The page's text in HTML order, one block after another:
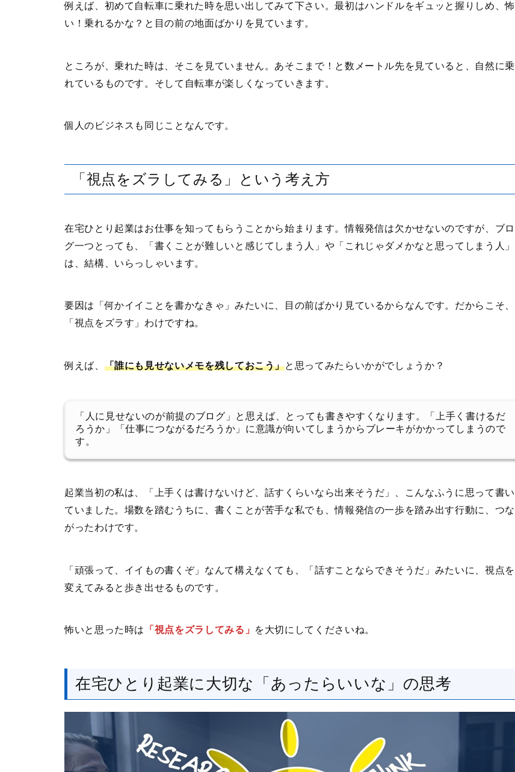
例えば、初めて自転車に乗れた時を思い出してみて下さい。最初はハンドルをギュッと握りしめ、怖
い！乗れるかな？と目の前の地面ばかりを見ています。
ところが、乗れた時は、そこを見ていません。あそこまで！と数メートル先を見ていると、自然に乗
れているものです。そして自転車が楽しくなっていきます。
個人のビジネスも同じことなんです。
「視点をズラしてみる」という考え方
在宅ひとり起業はお仕事を知ってもらうことから始まります。情報発信は欠かせないのですが、ブロ
グ一つとっても、「書くことが難しいと感じてしまう人」や「これじゃダメかなと思ってしまう人」
は、結構、いらっしゃいます。
要因は「何かイイことを書かなきゃ」みたいに、目の前ばかり見ているからなんです。だからこそ、
「視点をズラす」わけですね。
例えば、 「誰にも見せないメモを残しておこう」と思ってみたらいかがでしょうか？
「人に見せないのが前提のブログ」と思えば、とっても書きやすくなります。「上手く書けるだ
ろうか」「仕事につながるだろうか」に意識が向いてしまうからブレーキがかかってしまうので
す。
起業当初の私は、「上手くは書けないけど、話すくらいなら出来そうだ」、こんなふうに思って書い
ていました。場数を踏むうちに、書くことが苦手な私でも、情報発信の一歩を踏み出す行動に、つな
がったわけです。
「頑張って、イイもの書くぞ」なんて構えなくても、「話すことならできそうだ」みたいに、視点を
変えてみると歩き出せるものです。
怖いと思った時は 「視点をズラしてみる」 を大切にしてくださいね。
在宅ひとり起業に大切な「あったらいいな」の思考